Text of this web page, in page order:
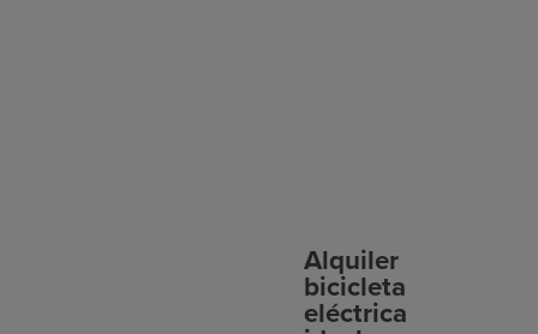
Alquiler
bicicleta
eléctrica